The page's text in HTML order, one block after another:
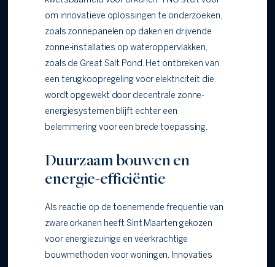
om innovatieve oplossingen te onderzoeken,
zoals zonnepanelen op daken en drijvende
zonne-installaties op wateroppervlakken,
zoals de Great Salt Pond. Het ontbreken van
een terugkoopregeling voor elektriciteit die
wordt opgewekt door decentrale zonne-
energiesystemen blijft echter een
belemmering voor een brede toepassing.
Duurzaam bouwen en
energie-efficiëntie
Als reactie op de toenemende frequentie van
zware orkanen heeft Sint Maarten gekozen
voor energiezuinige en veerkrachtige
bouwmethoden voor woningen. Innovaties